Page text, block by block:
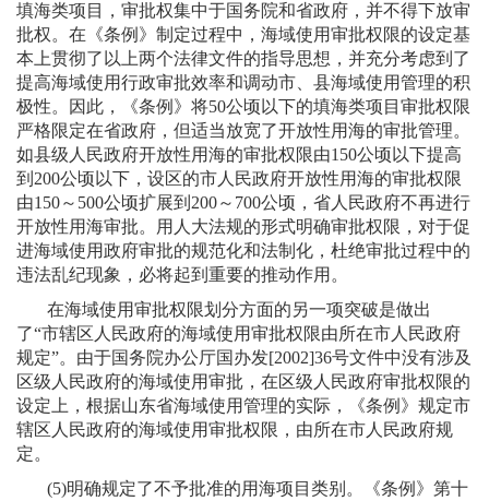
填海类项目，审批权集中于国务院和省政府，并不得下放审
批权。在《条例》制定过程中，海域使用审批权限的设定基
本上贯彻了以上两个法律文件的指导思想，并充分考虑到了
提高海域使用行政审批效率和调动市、县海域使用管理的积
极性。因此，《条例》将50公顷以下的填海类项目审批权限
严格限定在省政府，但适当放宽了开放性用海的审批管理。
如县级人民政府开放性用海的审批权限由150公顷以下提高
到 200公顷以下，设区的市人民政府开放性用海的审批权限
由150～ 500公顷扩展到 200～ 700公顷，省人民政府不再进行
开放性用海审批。用人大法规的形式明确审批权限，对于促
进海域使用政府审批的规范化和法制化，杜绝审批过程中的
违法乱纪现象，必将起到重要的推动作用。
在海域使用审批权限划分方面的另一项突破是做出
了“市辖区人民政府的海域使用审批权限由所在市人民政府
规定”。由于国务院办公厅国办发[2002]36号文件中没有涉及
区级人民政府的海域使用审批，在区级人民政府审批权限的
设定上，根据山东省海域使用管理的实际，《条例》规定市
辖区人民政府的海域使用审批权限，由所在市人民政府规
定。
(5)明确规定了不予批准的用海项目类别。《条例》第十